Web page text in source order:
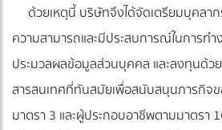
ด้วยเหตุนี้ บริษัทจึงได้จัดเตรียมบุคลาก
ความสามารถและมีประสบการณ์ในการท
ประมวลผลข้อมูลส่วนบุคคล และลงทุนด้วย
สารสนเทศที่ทันสมัยเพื่อสนับสนุนภารกิจ
มาตรา 3 และผู้ประกอบอาชีพตามมาตรา